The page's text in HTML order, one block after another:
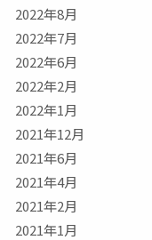
2022年8月
2022年7月
2022年6月
2022年2月
2022年1月
2021年12月
2021年6月
2021年4月
2021年2月
2021年1月